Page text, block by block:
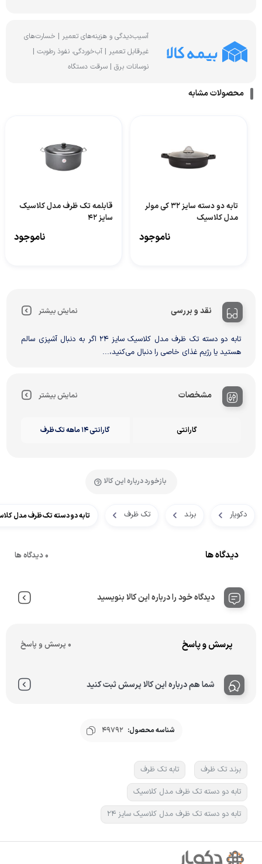
آسیب‌دیدگی و هزینه‌های تعمیر | خسارت‌های
غیرقابل تعمیر | آب‌خوردگی، نفوذ رطوبت |
نوسانات برق | سرقت دستگاه
محصولات مشابه
تابه دو دسته سایز 32 کی مولر
مدل کلاسیک
ناموجود
قابلمه تک ظرف مدل کلاسیک
سایز 42
ناموجود
نقد و بررسی نمایش بیشتر
تابه دو دسته تک ظرف مدل کلاسیک سایز 24 اگر به‌ دنبال آشپزی سالم
هستید یا رژیم غذای خاصی را دنبال می‌کنید،...
مشخصات نمایش بیشتر
گارانتی گارانتی 14 ماهه تک ظرف
بازخورد درباره این کالا
دکویار برند تک ظرف تابه دو دسته تک ظرف مدل
دیدگاه ها 0 دیدگاه ها
دیدگاه خود را درباره این کالا بنویسید
پرسش و پاسخ 0 پرسش و پاسخ
شما هم درباره این کالا پرسش ثبت کنید
شناسه محصول: 49792
برند تک ظرف
تابه تک ظرف
تابه دو دسته تک ظرف مدل کلاسیک
تابه دو دسته تک ظرف مدل کلاسیک سایز 24